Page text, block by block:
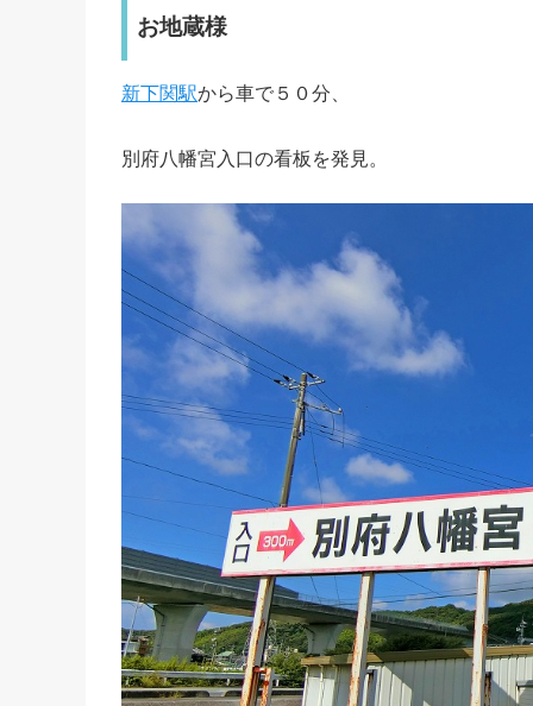
お地蔵様
新下関駅から車で５０分、
別府八幡宮入口の看板を発見。